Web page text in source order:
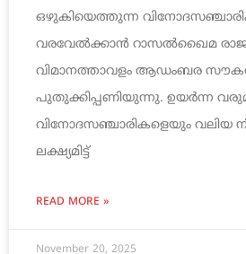
ഒഴുകിയെത്തുന്ന
വരവേൽക്കാൻ റാസൽഖൈമ
വിമാനത്താവളം ആഡംബര
പുതുക്കിപ്പണിയുന്നു. ഉയർന്ന
വിനോദസഞ്ചാരികളെയും വലിയ
ലക്ഷ്യമിട്ട്
READ MORE »
November 20, 2025